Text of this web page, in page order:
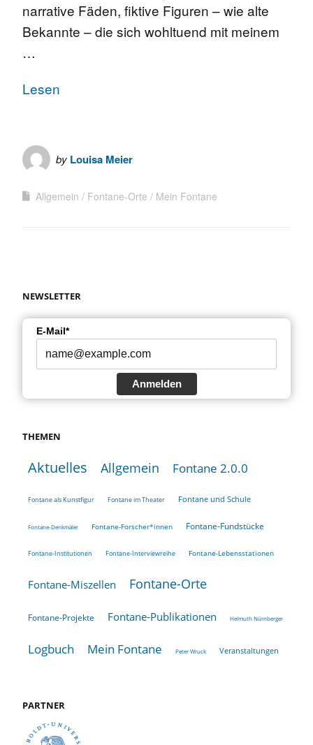
narrative Fäden, fiktive Figuren – wie alte
Bekannte – die sich wohltuend mit meinem
…
Lesen
by Louisa Meier
Allgemein Fontane-Orte Mein Fontane
NEWSLETTER
E-Mail*
Anmelden
THEMEN
Aktuelles Allgemein Fontane 2.0.0
Fontane als Kunstfigur Fontane im Theater Fontane und Schule
Fontane-Denkmäler Fontane-Forscher*innen Fontane-Fundstücke
Fontane-Institutionen Fontane-Interviewreihe Fontane-Lebensstationen
Fontane-Miszellen Fontane-Orte
Fontane-Projekte Fontane-Publikationen Helmuth Nürnberger
Logbuch Mein Fontane Peter Wruck Veranstaltungen
PARTNER